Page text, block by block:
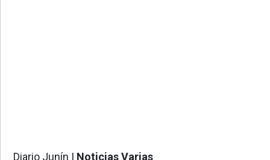
Diario Junín | Noticias Varias